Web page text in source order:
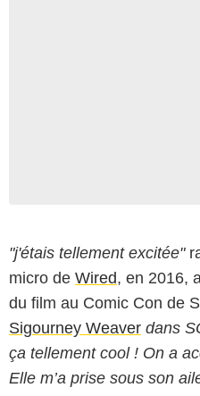
"j'étais tellement excitée"
micro de Wired, en 2016,
du film au Comic Con de
Sigourney Weaver dans
ça tellement cool ! On a
Elle m’a prise sous son